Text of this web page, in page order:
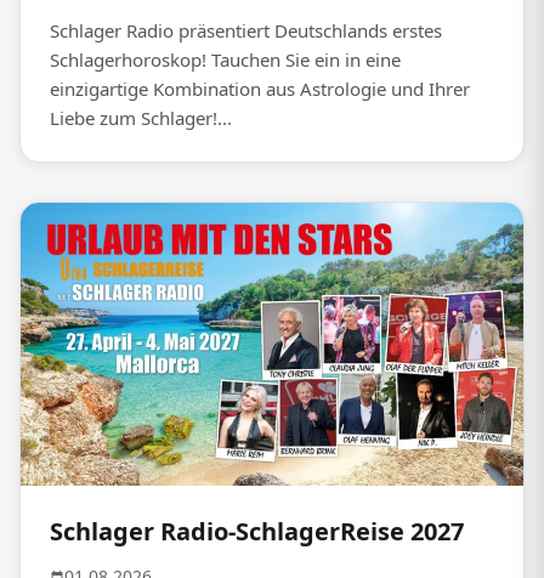
Schlager Radio präsentiert Deutschlands erstes
Schlagerhoroskop! Tauchen Sie ein in eine
einzigartige Kombination aus Astrologie und Ihrer
Liebe zum Schlager!...
Schlager Radio-SchlagerReise 2027